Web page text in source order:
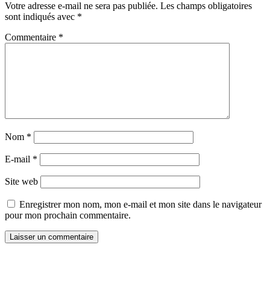
Votre adresse e-mail ne sera pas publiée. Les champs obligatoires
sont indiqués avec *
Commentaire *
Nom *
E-mail *
Site web
Enregistrer mon nom, mon e-mail et mon site dans le navigateur
pour mon prochain commentaire.